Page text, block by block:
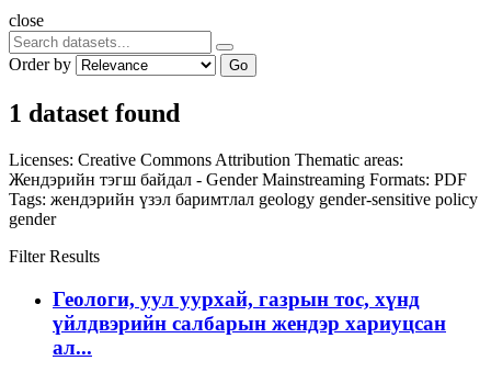
close
Order by Go
1 dataset found
Licenses: Creative Commons Attribution Thematic areas:
Жендэрийн тэгш байдал - Gender Mainstreaming Formats: PDF
Tags: жендэрийн үзэл баримтлал geology gender-sensitive policy
gender
Filter Results
Геологи, уул уурхай, газрын тос, хүнд
үйлдвэрийн салбарын жендэр хариуцсан
ал...